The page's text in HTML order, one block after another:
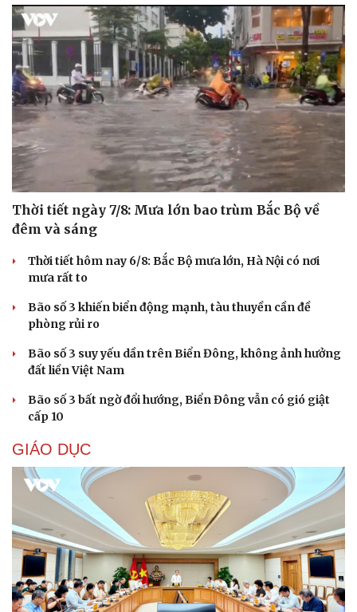
Thời tiết ngày 7/8: Mưa lớn bao trùm Bắc Bộ về
đêm và sáng
Thời tiết hôm nay 6/8: Bắc Bộ mưa lớn, Hà Nội có nơi
mưa rất to
Bão số 3 khiến biển động mạnh, tàu thuyền cần đề
phòng rủi ro
Bão số 3 suy yếu dần trên Biển Đông, không ảnh hưởng
đất liền Việt Nam
Bão số 3 bất ngờ đổi hướng, Biển Đông vẫn có gió giật
cấp 10
GIÁO DỤC